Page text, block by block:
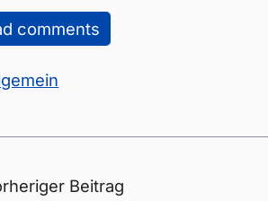
comments
Beitrag